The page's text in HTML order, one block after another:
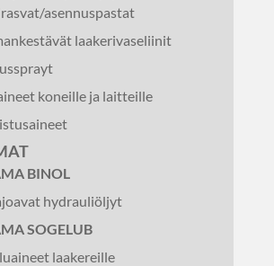
asennuspastat
laakerivaseliinit
koneille ja laitteille
BINOL
hydrauliöljyt
SOGELUB
laakereille